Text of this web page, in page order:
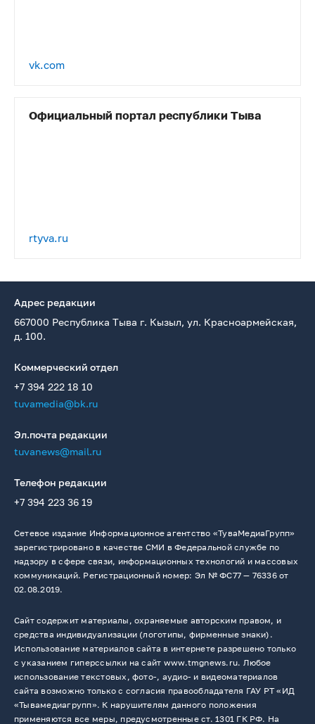
vk.com
Официальный портал республики Тыва
rtyva.ru
Адрес редакции
667000 Республика Тыва г. Кызыл, ул. Красноармейская,
д. 100.
Коммерческий отдел
+7 394 222 18 10
tuvamedia@bk.ru
Эл.почта редакции
tuvanews@mail.ru
Телефон редакции
+7 394 223 36 19
Сетевое издание Информационное агентство «ТуваМедиаГрупп»
зарегистрировано в качестве СМИ в Федеральной службе по
надзору в сфере связи, информационных технологий и массовых
коммуникаций. Регистрационный номер: Эл № ФС77 — 76336 от
02.08.2019.
Сайт содержит материалы, охраняемые авторским правом, и
средства индивидуализации (логотипы, фирменные знаки).
Использование материалов сайта в интернете разрешено только
с указанием гиперссылки на сайт www.tmgnews.ru. Любое
использование текстовых, фото-, аудио- и видеоматериалов
сайта возможно только с согласия правообладателя ГАУ РТ «ИД
«Тывамедиагрупп». К нарушителям данного положения
применяются все меры, предусмотренные ст. 1301 ГК РФ. На